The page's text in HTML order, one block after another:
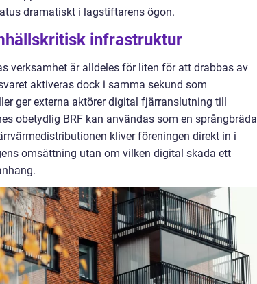
dramatiskt i lagstiftarens ögon.
infrastruktur
verksamhet är alldeles för liten för att drabbas av
aktiveras dock i samma sekund som
ger externa aktörer digital fjärranslutning till
obetydlig BRF kan användas som en språngbräda
kliver föreningen direkt in i
omsättning utan om vilken digital skada ett